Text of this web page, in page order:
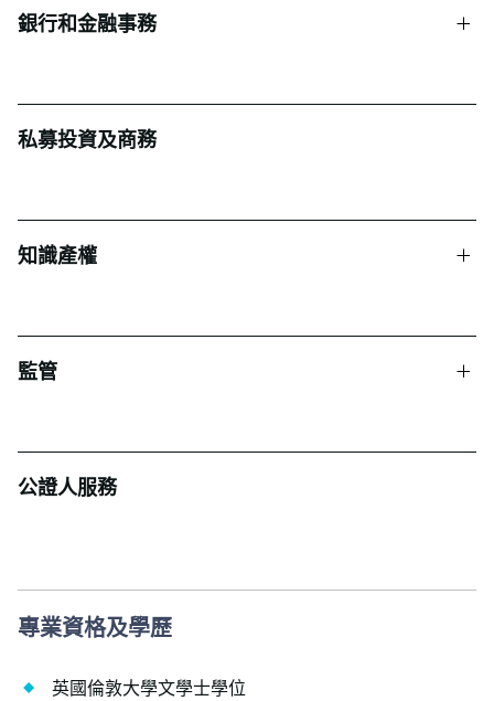
銀行和金融事務
私募投資及商務
知識產權
監管
公證人服務
專業資格及學歷
英國倫敦大學文學士學位